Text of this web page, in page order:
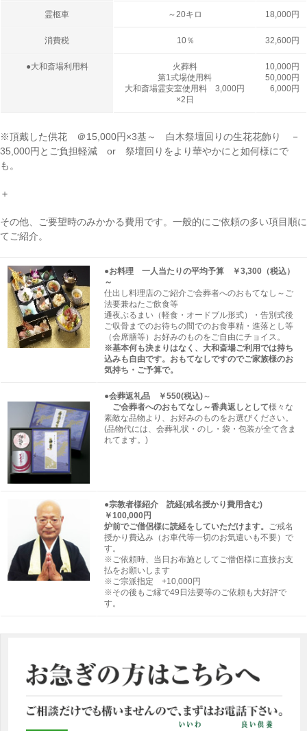
霊柩車 ～20キロ 18,000円
消費税 10％ 32,600円
●大和斎場利用料
火葬料
第1式場使用料
大和斎場霊安室使用料 3,000円
×2日
10,000円
50,000円
6,000円
※頂戴した供花 ＠15,000円×3基～ 白木祭壇回りの生花花飾り －
35,000円とご負担軽減 or 祭壇回りをより華やかにと如何様にで
も。
＋
その他、ご要望時のみかかる費用です。一般的にご依頼の多い項目順に
てご紹介。
●お料理 一人当たりの平均予算 ￥3,300（税込）
～
仕出し料理店のご紹介ご会葬者へのおもてなし～ご
法要兼ねたご飲食等
通夜ぶるまい（軽食・オードブル形式）・告別式後
ご収骨までのお待ちの間でのお食事精・進落とし等
（会席膳等）お好みのものをご自由にチョイス。
※基本何も決まりはなく、大和斎場ご利用では持ち
込みも自由です。おもてなしですのでご家族様のお
気持ち・ご予算で。
●会葬返礼品 ￥550(税込)～
ご会葬者へのおもてなし～香典返しとして様々な
素敵な品物より、お好みのものをお選びください。
(品物代には、会葬礼状・のし・袋・包装が全て含ま
れてます。)
●宗教者様紹介 読経(戒名授かり費用含む)
￥100,000円
炉前でご僧侶様に読経をしていただけます。 ご戒名
授かり費込み（お車代等一切のお気遣いも不要）で
す。
※ご依頼時、当日お布施としてご僧侶様に直接お支
払をお願いします
※ご宗派指定 +10,000円
※その後もご縁で49日法要等のご依頼も大好評で
す。